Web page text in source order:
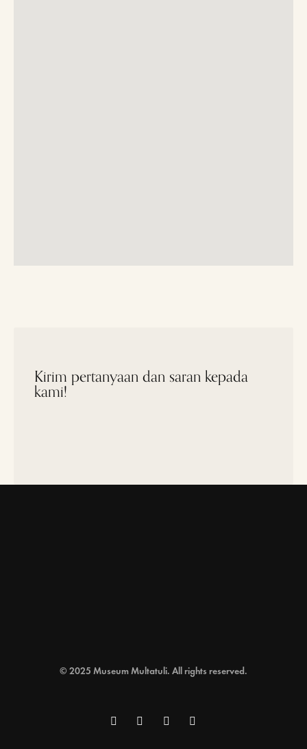
Kirim pertanyaan dan saran kepada
kami!
© 2025 Museum Multatuli. All rights reserved.